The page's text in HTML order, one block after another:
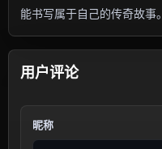
能书写属于自己的传奇故事。
用户评论
昵称